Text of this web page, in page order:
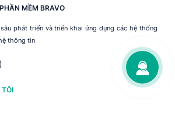
MỀM BRAVO
phát triển và triển khai ứng dụng các hệ thống
thông tin
TÔI